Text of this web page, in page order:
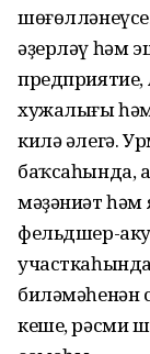
әҙерләү һәм
предприятие,
хужалығы
килә әлегә.
баҡсаһында,
мәҙәниәт һәм
фельдшер-
биләмәһенән
кеше, рәсми